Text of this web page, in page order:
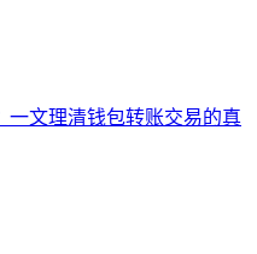
一文理清钱包转账交易的真